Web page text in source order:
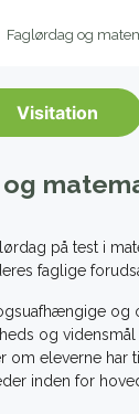
Faglørdag og
Visitation
på test i
faglige
og
og
om eleverne har
inden for